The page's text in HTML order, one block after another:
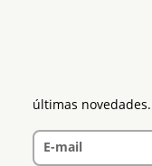
últimas novedades.
E-mail